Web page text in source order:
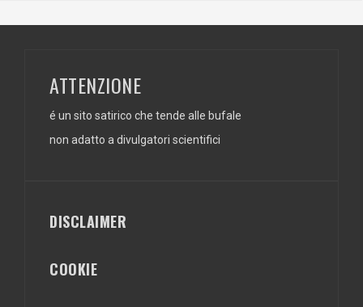
ATTENZIONE
é un sito satirico che tende alle bufale
non adatto a divulgatori scientifici
DISCLAIMER
COOKIE